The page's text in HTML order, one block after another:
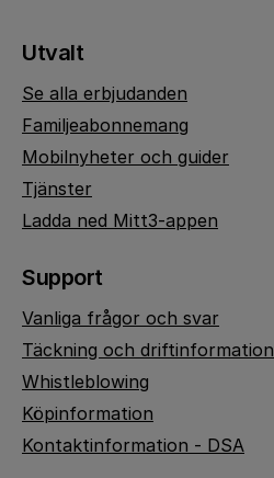
Utvalt
Se alla erbjudanden
Familjeabonnemang
Mobilnyheter och guider
Tjänster
Ladda ned Mitt3-appen
Support
Vanliga frågor och svar
Täckning och driftinformation
Whistleblowing
Köpinformation
Kontaktinformation - DSA